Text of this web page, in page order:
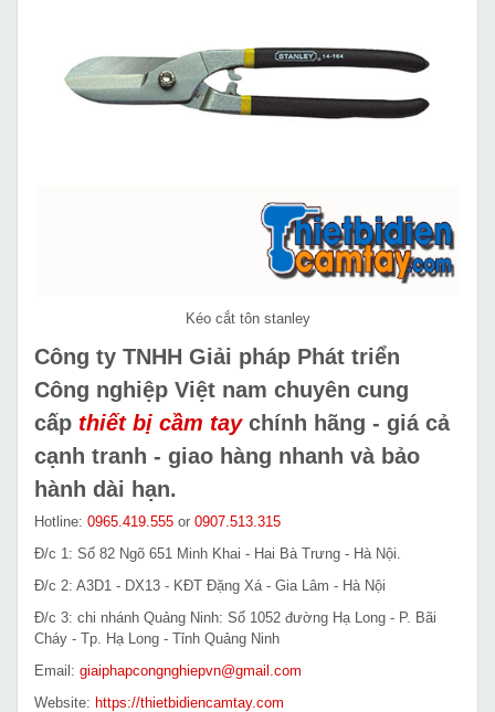
Kéo cắt tôn stanley
Công ty TNHH Giải pháp Phát triển
Công nghiệp Việt nam chuyên cung
cấp thiết bị cầm taychính hãng - giá cả
cạnh tranh - giao hàng nhanh và bảo
hành dài hạn.
Hotline: 0965.419.555 or 0907.513.315
Đ/c 1: Số 82 Ngõ 651 Minh Khai - Hai Bà Trưng - Hà Nội.
Đ/c 2: A3D1 - DX13 - KĐT Đặng Xá - Gia Lâm - Hà Nội
Đ/c 3: chi nhánh Quảng Ninh: Số 1052 đường Hạ Long - P. Bãi
Cháy - Tp. Hạ Long - Tỉnh Quảng Ninh
Email: giaiphapcongnghiepvn@gmail.com
Website: https://thietbidiencamtay.com